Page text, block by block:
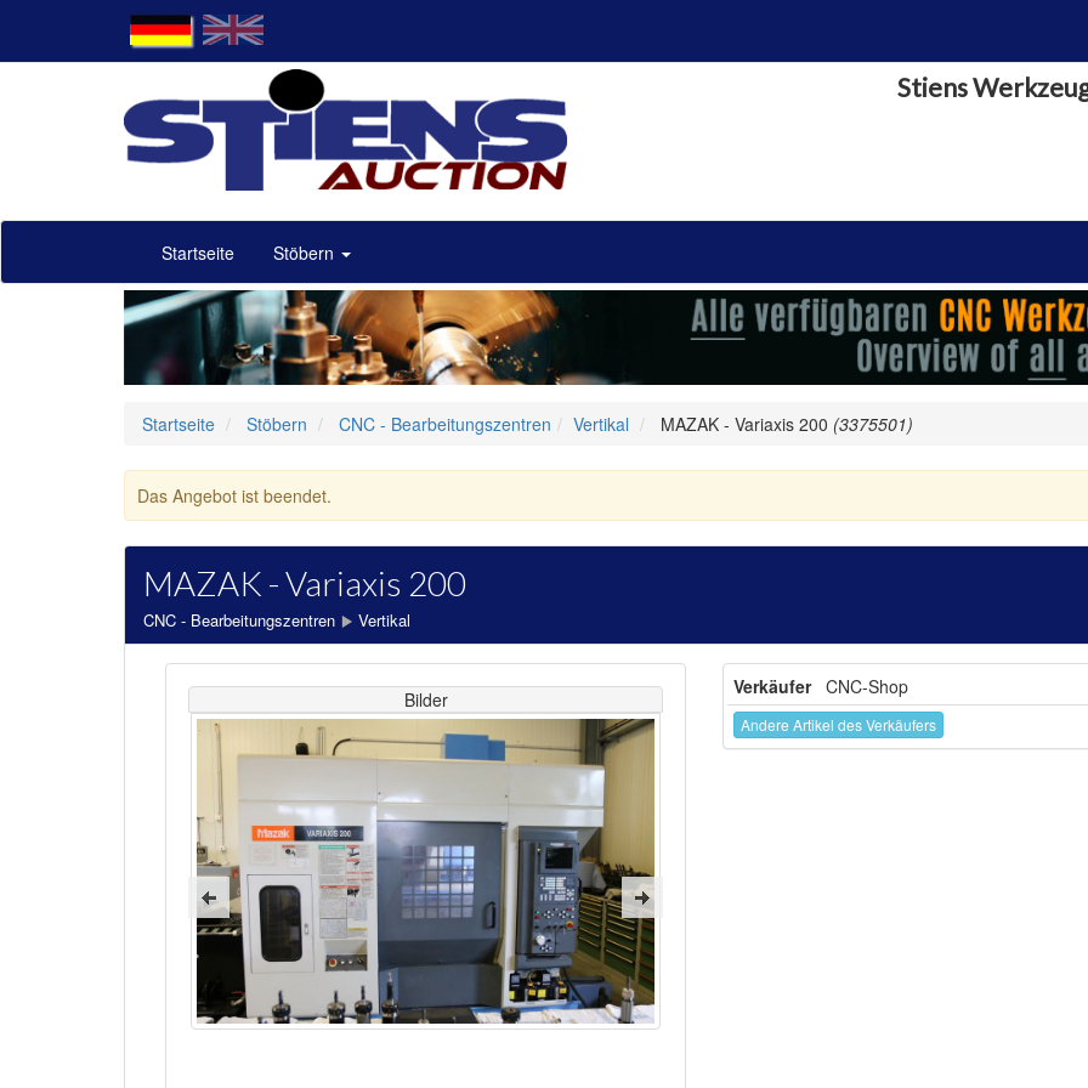
Stiens
Startseite Stöbern
Startseite Stöbern CNC - Bearbeitungszentren Vertikal MAZAK - Variaxis 200 (3375501)
Das Angebot ist beendet.
MAZAK - Variaxis 200
CNC - Bearbeitungszentren Vertikal
Bilder
VerkäuferCNC-Shop
Andere Artikel des Verkäufers